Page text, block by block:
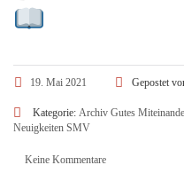
19. Mai 2021 Gepostet
Kategorie: Archiv Gutes
Neuigkeiten SMV
Keine Kommentare